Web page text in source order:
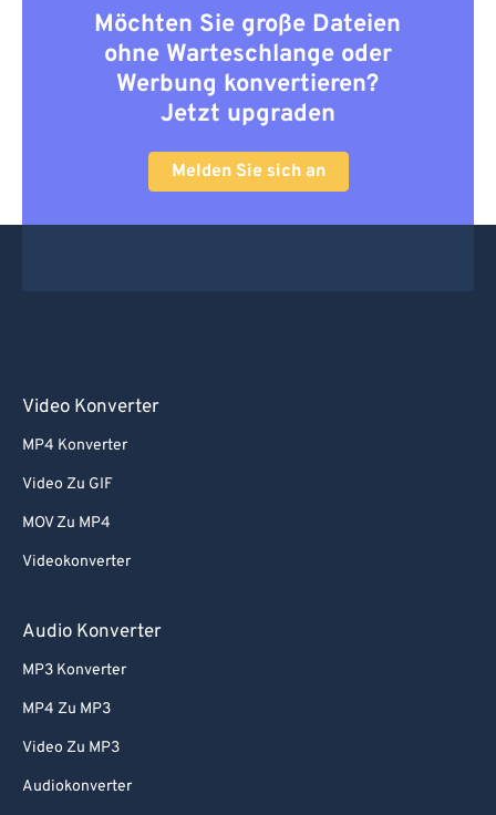
Möchten Sie große Dateien
ohne Warteschlange oder
Werbung konvertieren?
Jetzt upgraden
Melden Sie sich an
Video Konverter
MP4 Konverter
Video Zu GIF
MOV Zu MP4
Videokonverter
Audio Konverter
MP3 Konverter
MP4 Zu MP3
Video Zu MP3
Audiokonverter